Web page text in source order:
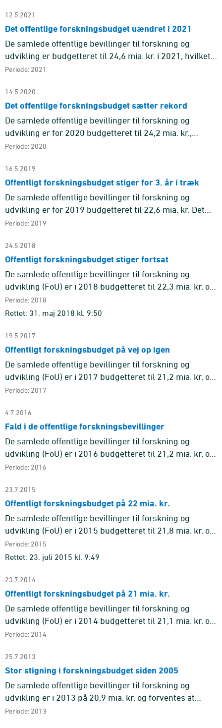
12.5.2021
Det offentlige forskningsbudget uændret i 2021
De samlede offentlige bevillinger til forskning og
udvikling er budgetteret til 24,6 mia. kr. i 2021, hvilket i
faste 2021-priser er omkring samme niveau som 2020
Periode: 2021
14.5.2020
Det offentlige forskningsbudget sætter rekord
De samlede offentlige bevillinger til forskning og
udvikling er for 2020 budgetteret til 24,2 mia. kr.,
hvilket i faste priser er mere end nogensinde før - 0,5
Periode: 2020
16.5.2019
Offentligt forskningsbudget stiger for 3. år i træk
De samlede offentlige bevillinger til forskning og
udvikling er for 2019 budgetteret til 22,6 mia. kr. Det
svarer til 0,98 pct. af Økonomi- og
Periode: 2019
24.5.2018
Offentligt forskningsbudget stiger fortsat
De samlede offentlige bevillinger til forskning og
udvikling (FoU) er i 2018 budgetteret til 22,3 mia. kr. og
forventes at udgøre 1,01 pct. af
bruttonationalproduktet (BN ...
Periode: 2018
Rettet: 31. maj 2018 kl. 9:50
19.5.2017
Offentligt forskningsbudget på vej op igen
De samlede offentlige bevillinger til forskning og
udvikling (FoU) er i 2017 budgetteret til 21,2 mia. kr. og
forventes at udgøre 1,01 pct. af
Periode: 2017
4.7.2016
Fald i de offentlige forskningsbevillinger
De samlede offentlige bevillinger til forskning og
udvikling (FoU) er i 2016 budgetteret til 21,2 mia. kr. og
forventes at udgøre 1,05 pct. af
Periode: 2016
23.7.2015
Offentligt forskningsbudget på 22 mia. kr.
De samlede offentlige bevillinger til forskning og
udvikling (FoU) er i 2015 budgetteret til 21,8 mia. kr. og
forventes at udgøre 1,10 pct. af
bruttonationalproduktet (BN ...
Periode: 2015
Rettet: 23. juli 2015 kl. 9:49
23.7.2014
Offentligt forskningsbudget på 21 mia. kr.
De samlede offentlige bevillinger til forskning og
udvikling (FoU) er i 2014 budgetteret til 21,1 mia. kr. og
forventes at udgøre 1,11 pct. af
Periode: 2014
25.7.2013
Stor stigning i forskningsbudget siden 2005
De samlede offentlige bevillinger til forskning og
udvikling er i 2013 på 20,9 mia. kr. og forventes at
udgøre 1,1 pct. af bruttonationalproduktet (BNP).
Periode: 2013